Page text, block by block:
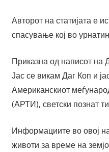
Авторот на статијата е
спасување кој во
Приказна од написот на
Јас се викам Даг Коп и
Американскиот
(АРТИ), светски познат
Информациите во овој
животи за време на